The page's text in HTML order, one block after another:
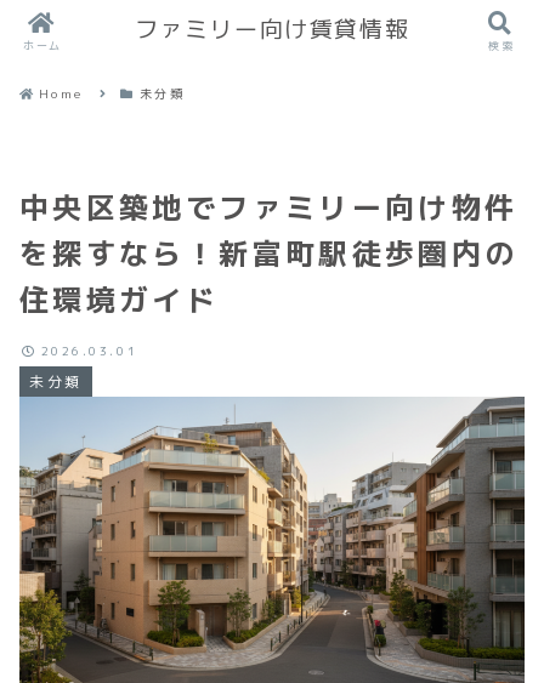
Home 未分類
中央区築地でファミリー向け物件
を探すなら！新富町駅徒歩圏内の
住環境ガイド
未分類
2026.03.01
ホーム
ファミリー向け賃貸情報
検索